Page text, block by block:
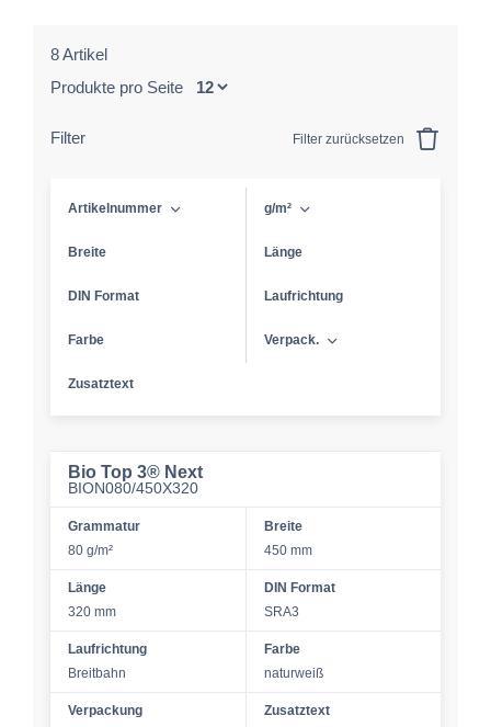
8 Artikel
Produkte pro Seite
Filter Filter zurücksetzen
Artikelnummer g/m²
Breite Länge
DIN Format Laufrichtung
Farbe Verpack.
Zusatztext
Bio Top 3® Next
BION080/450X320
Grammatur
80 g/m²
Breite
450 mm
Länge
320 mm
DIN Format
SRA3
Laufrichtung
Breitbahn
Farbe
naturweiß
Verpackung Zusatztext